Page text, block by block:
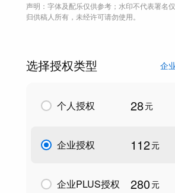
声明：字体及配乐仅供参考；水印不代表署名
归供稿人所有，未经许可请勿使用。
选择授权类型 企
个人授权 28元
企业授权 112元
企业PLUS授权 280元